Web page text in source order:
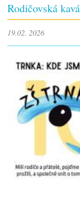
Rodičovská
19.02. 2026